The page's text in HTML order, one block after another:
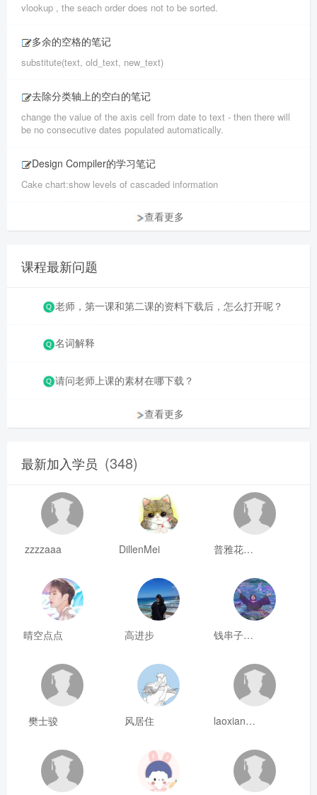
vlookup , the seach order does not to be sorted.
多余的空格的笔记
substitute(text, old_text, new_text)
去除分类轴上的空白的笔记
change the value of the axis cell from date to text - then there will
be no consecutive dates populated automatically.
Design Compiler的学习笔记
Cake chart:show levels of cascaded information
查看更多
课程最新问题
老师，第一课和第二课的资料下载后，怎么打开呢？
名词解释
请问老师上课的素材在哪下载？
查看更多
最新加入学员 (348)
zzzzaaa DillenMei 普雅花qya
晴空点点 高进步 钱串子123
樊士骏 风居住 laoxianrou